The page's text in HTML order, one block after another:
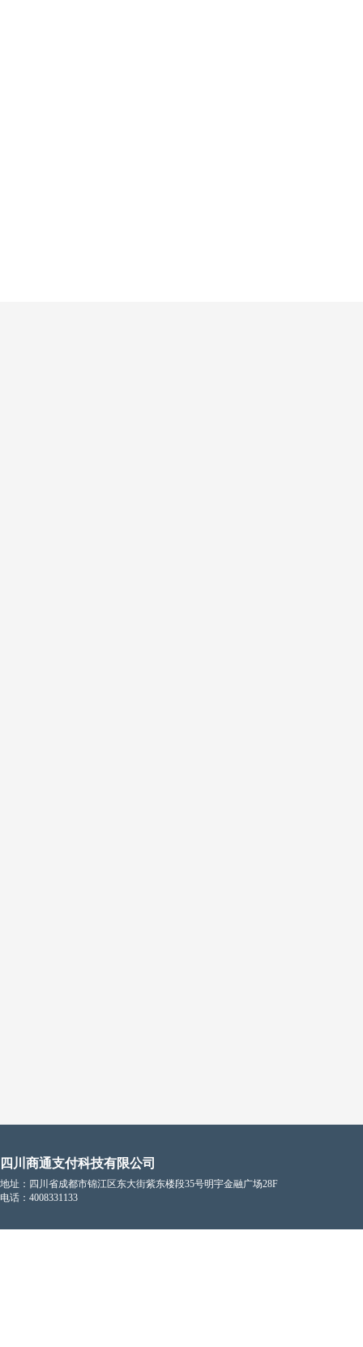
四川商通支付科技有限公司
地址：四川省成都市锦江区东大街紫东楼段35号明宇金融广场28F
电话：4008331133